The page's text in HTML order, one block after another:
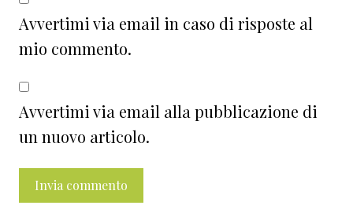
Avvertimi via email in caso di risposte al
mio commento.
Avvertimi via email alla pubblicazione di
un nuovo articolo.